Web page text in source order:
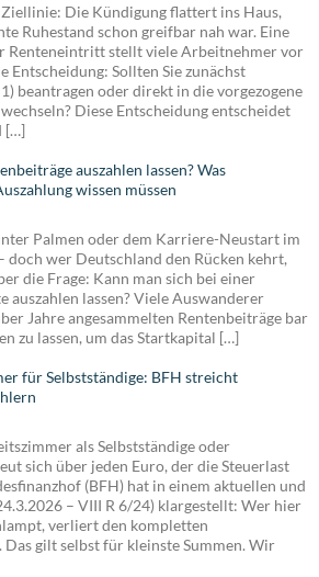
Die Kündigung flattert ins Haus,
Ruhestand schon greifbar nah war. Eine
Renteneintritt stellt viele Arbeitnehmer vor
Entscheidung: Sollten Sie zunächst
beantragen oder direkt in die vorgezogene
Diese Entscheidung entscheidet
[…]
auszahlen lassen? Was
wissen müssen
Palmen oder dem Karriere-Neustart im
doch wer Deutschland den Rücken kehrt,
die Frage: Kann man sich bei einer
auszahlen lassen? Viele Auswanderer
Jahre angesammelten Rentenbeiträge bar
zu lassen, um das Startkapital […]
für Selbstständige: BFH streicht
als Selbstständige oder
sich über jeden Euro, der die Steuerlast
(BFH) hat in einem aktuellen und
– VIII R 6/24) klargestellt: Wer hier
verliert den kompletten
Das gilt selbst für kleinste Summen. Wir